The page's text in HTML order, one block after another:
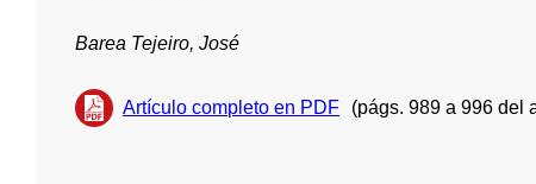
Barea Tejeiro, José
Artículo completo en PDF (págs. 989 a 996 del